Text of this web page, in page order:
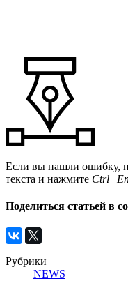
Если вы нашли ошибку,
текста и нажмите
Поделиться статьей в
Рубрики
NEWS